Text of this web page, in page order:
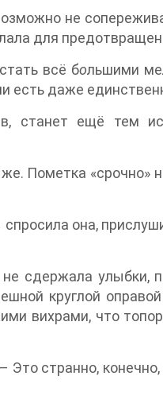
не
для
всё большими
есть даже
станет ещё тем
Пометка «срочно»
она,
сдержала улыбки,
круглой оправой
вихрами, что
Это странно,